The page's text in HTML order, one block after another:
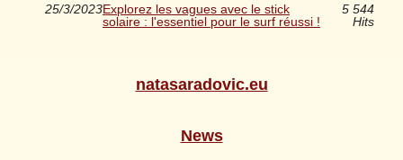
25/3/2023Explorez les vagues avec le stick
solaire : l'essentiel pour le surf réussi !
5 544
Hits
natasaradovic.eu
News